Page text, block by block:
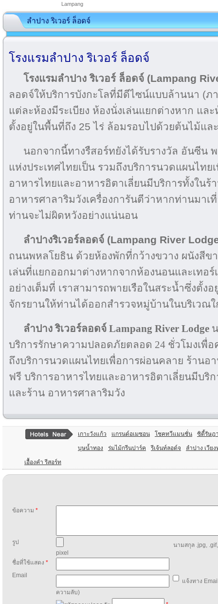
Lampang
ลำปาง ริเวอร์ ล็อดจ์
โรงแรมลำปาง ริเวอร์ ล็อดจ์
โรงแรมลำปาง ริเวอร์ ล็อดจ์ (Lampang
ลอดจ์ให้บริการบังกะโลที่มีดีไซน์แบบล้านนา (ภ
แต่ละห้องมีระเบียง ห้องนั่งเล่นแยกต่างหาก แล
ตั้งอยู่ในพื้นที่ถึง 25 ไร่ ล้อมรอบไปด้วยต้นไม้แล
นอกจากนี้ทางรืสอร์ทยังได้รับรางวัล อันซีน
แห่งประเทศไทยเป็น รวมถึงบริการนวดแผนไทย
อาหารไทยและอาหารอิตาเลี่ยนมีบริการทั้งในร้
อาหารศาลาริมวังเครื่องการันตีว่าหากท่านมาเ
ท่านจะไม่ผิดหวังอย่างแน่นอน
ลำปางริเวอร์ลอดจ์ (Lampang River
ถนนพหลโยธิน ด้วยห้องพักที่กว้างขวาง ผนังสีข
เล่นที่แยกออกมาต่างหากจากห้องนอนและเทอ
อย่างเต็มที่ เราสามารถพายเรือในสระน้ำซึ่งตั้ง
จักรยานให้ท่านได้ออกสำรวจหมู่บ้านในบริเวณใ
ลำปาง ริเวอร์ลอดจ์ Lampang River Lodge
บริการรักษาความปลอดภัยตลอด 24 ชั่วโมงเพื่
ถึงบริการนวดแผนไทยเพื่อการผ่อนคลาย ร้านอ
ฟรี บริการอาหารไทยและอาหารอิตาเลี่ยนมีบริ
และร้าน อาหารศาลาริมวัง
เกาะวังแก้ว แกรนด์อเมซอน โชคทวีแมนชั่น ซิตี้รัษฎ
บุษน้ำทอง ร่มไม้กรีนปาร์ค รีเจ้นท์ลอด์จ ลำปาง เวียง
เอื้องคำ รีสอร์ท
ข้อความ *
รูป
นามสกุล .jpg,
pixel
ชื่อที่ใช้แสดง *
Email
แจ้งทาง
ความลับ)